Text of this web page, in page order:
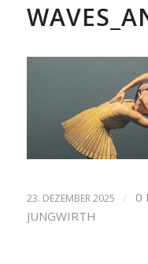
23. DEZEMBER 2025 / 0
JUNGWIRTH